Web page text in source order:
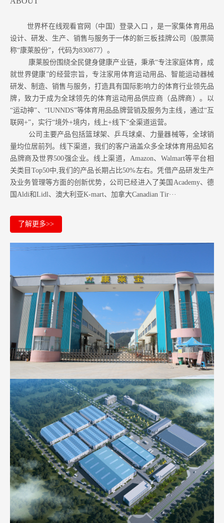
世界杯在线观看官网（中国）登录入口 ，是一家集体育用品
设计、研发、生产、销售与服务于一体的新三板挂牌公司（股票简
称“康莱股份”，代码为830877）。
康莱股份围绕全民健身健康产业链，秉承“专注家庭体育，成
就世界健康”的经营宗旨，专注家用体育运动用品、智能运动器械
研发、制造、销售与服务，打造具有国际影响力的体育行业领先品
牌，致力于成为全球领先的体育运动用品供应商（品牌商）。以
“运动神”、“IUNNDS”等体育用品品牌营销及服务为主线，通过“互
联网+”，实行“境外+境内，线上+线下”全渠道运营。
公司主要产品包括篮球架、乒乓球桌、力量器械等，全球销
量均位居前列。 线下渠道，我们的客户涵盖众多全球体育用品知名
品牌商及世界500强企业。 线上渠道，Amazon、Walmart等平台相
关类目Top50中,我们的产品长期占比50%左右。凭借产品研发生产
及业务管理等方面的创新优势，公司已经进入了美国Academy、德
国Aldi和Lidl、澳大利亚K-mart、加拿大Canadian Tir···
了解更多>>